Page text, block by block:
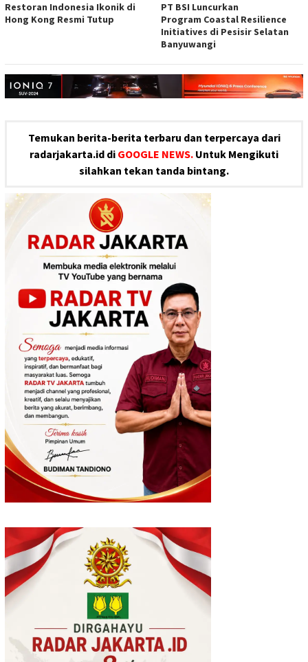
Restoran Indonesia Ikonik di
Hong Kong Resmi Tutup
PT BSI Luncurkan
Program Coastal Resilience
Initiatives di Pesisir Selatan
Banyuwangi
Temukan berita-berita terbaru dan terpercaya dari
radarjakarta.id di GOOGLE NEWS. Untuk Mengikuti
silahkan tekan tanda bintang.